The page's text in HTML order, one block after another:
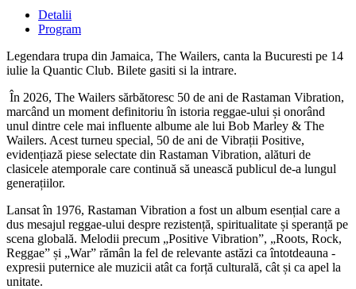
Detalii
Program
Legendara trupa din Jamaica, The Wailers, canta la Bucuresti pe 14
iulie la Quantic Club. Bilete gasiti si la intrare.
În 2026, The Wailers sărbătoresc 50 de ani de Rastaman Vibration,
marcând un moment definitoriu în istoria reggae-ului și onorând
unul dintre cele mai influente albume ale lui Bob Marley & The
Wailers. Acest turneu special, 50 de ani de Vibrații Positive,
evidențiază piese selectate din Rastaman Vibration, alături de
clasicele atemporale care continuă să unească publicul de-a lungul
generațiilor.
Lansat în 1976, Rastaman Vibration a fost un album esențial care a
dus mesajul reggae-ului despre rezistență, spiritualitate și speranță pe
scena globală. Melodii precum „Positive Vibration”, „Roots, Rock,
Reggae” și „War” rămân la fel de relevante astăzi ca întotdeauna -
expresii puternice ale muzicii atât ca forță culturală, cât și ca apel la
unitate.